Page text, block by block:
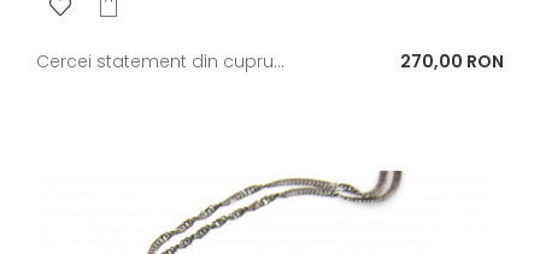
Cercei statement din cupru... Pret
270,00 RON